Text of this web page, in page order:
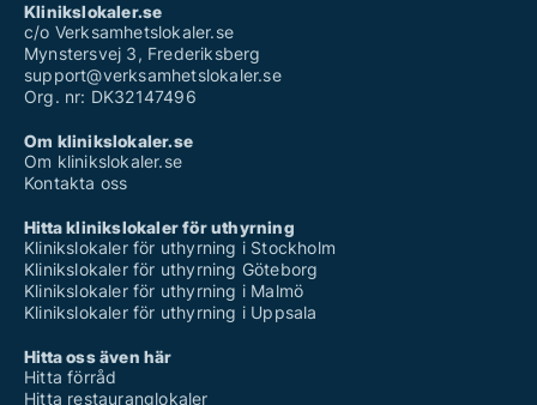
Klinikslokaler.se
c/o Verksamhetslokaler.se
Mynstersvej 3, Frederiksberg
support@verksamhetslokaler.se
Org. nr: DK32147496
Om klinikslokaler.se
Om klinikslokaler.se
Kontakta oss
Hitta klinikslokaler för uthyrning
Klinikslokaler för uthyrning i Stockholm
Klinikslokaler för uthyrning Göteborg
Klinikslokaler för uthyrning i Malmö
Klinikslokaler för uthyrning i Uppsala
Hitta oss även här
Hitta förråd
Hitta restauranglokaler